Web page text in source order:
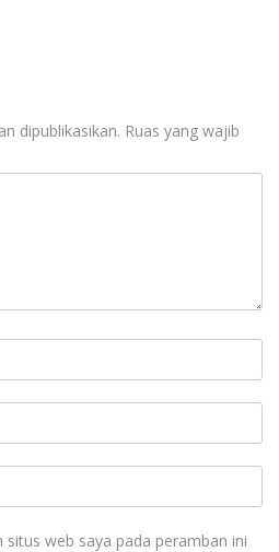
dipublikasikan. Ruas yang wajib
situs web saya pada peramban ini